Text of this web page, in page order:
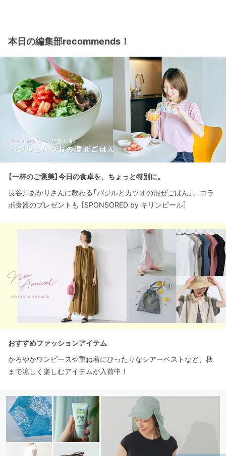
本日の編集部recommends！
【一杯のご褒美】今日の食卓を、ちょっと特別に。
長谷川あかりさんに教わる「バジルとカツオの混ぜごはん」。コラ
ボ食器のプレゼントも ［SPONSORED by キリンビール］
おすすめファッションアイテム
かろやかワンピースや重ね着にぴったりなシアーベストなど、秋
まで涼しく楽しむアイテムが入荷中！